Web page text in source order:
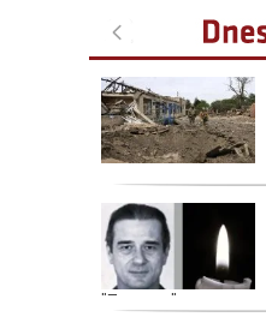
"Пирогов"